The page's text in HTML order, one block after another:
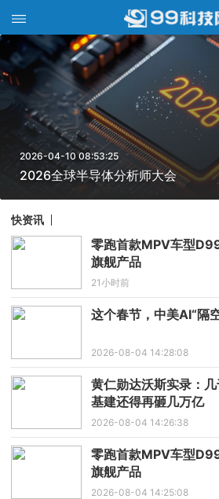
2026-04-10 08:53:25
2026全球半导体分析师大会
快资讯
零跑首款MPV车型
旗舰产品
21小时前
这个春节，中美AI“隔
2026-08-04 14:28:08
黄仁勋达沃斯实录：
基建还得再砸几万亿
2026-08-04 14:26:38
零跑首款MPV车型
旗舰产品
2026-08-04 14:25:08